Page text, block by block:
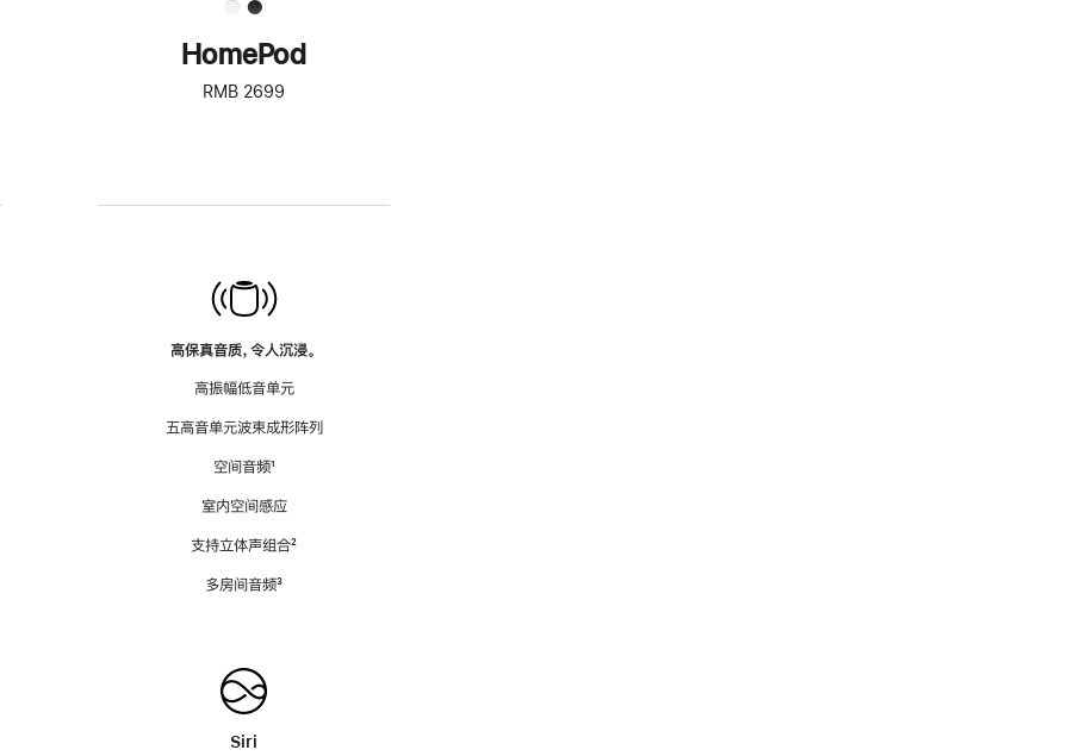
HomePod
RMB 2699
高保真音质，令人沉浸。
高振幅低音单元
五高音单元波束成形阵列
空间音频脚
¹
室内空间感应
支持立体声组合脚
²
多房间音频脚
³
Siri